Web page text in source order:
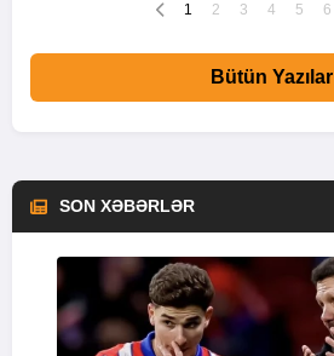
1 2 3 4 5 6
Bütün Yazılar
SON XƏBƏRLƏR